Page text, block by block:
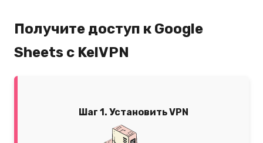
Получите доступ к Google
Sheets с KelVPN
Шаг 1. Установить VPN